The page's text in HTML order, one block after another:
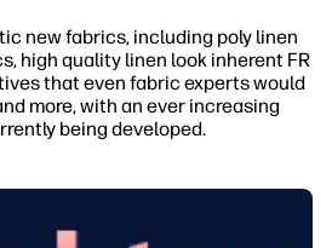
new fabrics, including poly linen
high quality linen look inherent FR
that even fabric experts would
more, with an ever increasing
being developed.